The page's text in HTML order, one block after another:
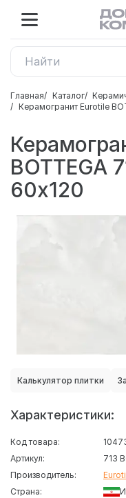
Главная Каталог
Керамогранит Eurotile
BOTTEGA
60x120
Калькулятор плитки
Характеристики:
Код товара:
Артикул:
713
Производитель:
Страна: